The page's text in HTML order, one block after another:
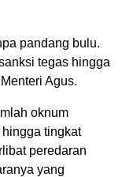
pandang bulu.
tegas hingga
Agus.
oknum
tingkat
peredaran
yang